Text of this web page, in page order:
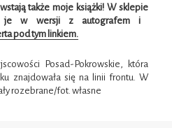
także moje książki! Wsklepie
je w wersji z autografem i
pod tym linkiem.
Posad-Pokrowskie, która
znajdowała się na linii frontu. W
rozebrane/fot. własne